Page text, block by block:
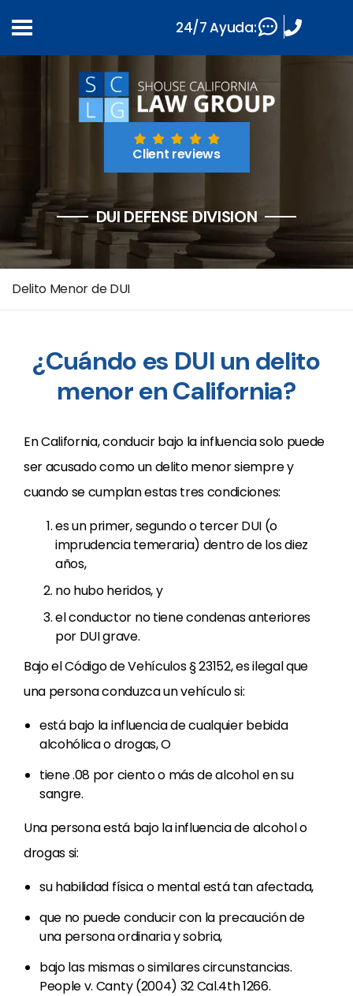
Client reviews
DUI DEFENSE DIVISION
Delito Menor de DUI
¿Cuándo es DUI un delito
menor en California?
En California, conducir bajo la influencia solo puede
ser acusado como un delito menor siempre y
cuando se cumplan estas tres condiciones:
es un primer, segundo o tercer DUI (o
imprudencia temeraria) dentro de los diez
años,
no hubo heridos, y
el conductor no tiene condenas anteriores
por DUI grave.
Bajo el Código de Vehículos § 23152, es ilegal que
una persona conduzca un vehículo si:
está bajo la influencia de cualquier bebida
alcohólica o drogas, O
tiene .08 por ciento o más de alcohol en su
sangre.
Una persona está bajo la influencia de alcohol o
drogas si:
su habilidad física o mental está tan afectada,
que no puede conducir con la precaución de
una persona ordinaria y sobria,
bajo las mismas o similares circunstancias.
People v. Canty (2004) 32 Cal.4th 1266.
24/7 Ayuda: